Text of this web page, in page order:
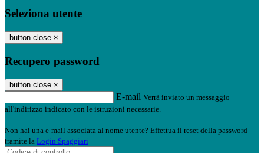
Seleziona utente
button close ×
Recupero password
button close ×
E-mail Verrà inviato un messaggio
all'indirizzo indicato con le istruzioni necessarie.
Non hai una e-mail associata al nome utente? Effettua il reset della password
tramite la Login Spaggiari